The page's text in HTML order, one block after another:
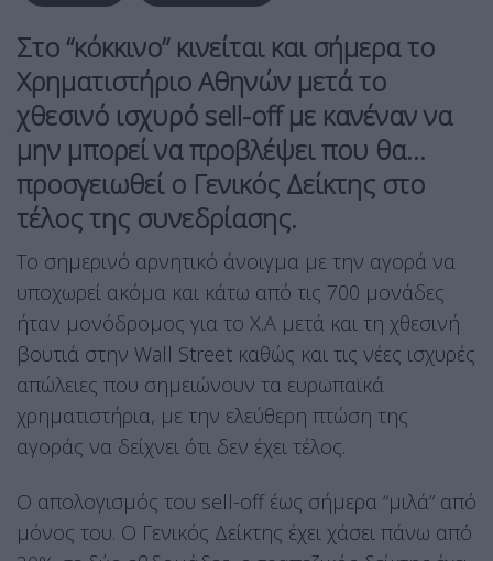
Στο “κόκκινο” κινείται και σήμερα το
Χρηματιστήριο Αθηνών μετά το
χθεσινό ισχυρό sell-off με κανέναν να
μην μπορεί να προβλέψει που θα…
προσγειωθεί ο Γενικός Δείκτης στο
τέλος της συνεδρίασης.
Το σημερινό αρνητικό άνοιγμα με την αγορά να
υποχωρεί ακόμα και κάτω από τις 700 μονάδες
ήταν μονόδρομος για το Χ.Α μετά και τη χθεσινή
βουτιά στην Wall Street καθώς και τις νέες ισχυρές
απώλειες που σημειώνουν τα ευρωπαϊκά
χρηματιστήρια, με την ελεύθερη πτώση της
αγοράς να δείχνει ότι δεν έχει τέλος.
Ο απολογισμός του sell-off έως σήμερα “μιλά” από
μόνος του. Ο Γενικός Δείκτης έχει χάσει πάνω από